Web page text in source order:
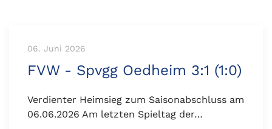
06. Juni 2026
FVW - Spvgg Oedheim 3:1 (1:0)
Verdienter Heimsieg zum Saisonabschluss am
06.06.2026 Am letzten Spieltag der…